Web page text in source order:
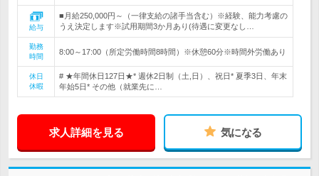
給与
■月給250,000円～（一律支給の諸手当含む）※経験、能力考慮の
うえ決定します※試用期間3か月あり(待遇に変更なし…
勤務
時間
8:00～17:00（所定労働時間8時間）※休憩60分※時間外労働あり
休日
休暇
# ★年間休日127日★* 週休2日制（土,日）、祝日* 夏季3日、年末
年始5日* その他（就業先に…
求人詳細を見る 気になる